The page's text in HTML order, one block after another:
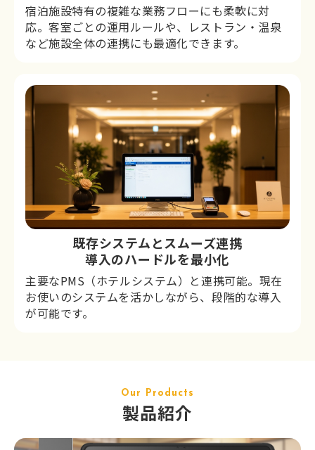
宿泊施設特有の複雑な業務フローにも柔軟に対
応。客室ごとの運用ルールや、レストラン・温泉
など施設全体の連携にも最適化できます。
既存システムとスムーズ連携
導入のハードルを最小化
主要なPMS（ホテルシステム）と連携可能。現在
お使いのシステムを活かしながら、段階的な導入
が可能です。
Our Products
製品紹介